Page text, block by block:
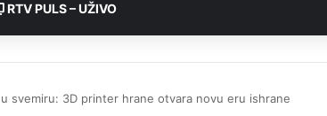
RTV PULS – UŽIVO
svemiru: 3D printer hrane otvara novu eru ishrane